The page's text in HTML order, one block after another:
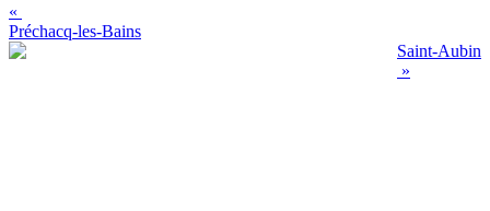
«
Préchacq-les-Bains
Saint-Aubin
»